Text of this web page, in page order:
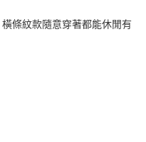
彰化商業銀行
條紋款隨意穿著都能休閒有